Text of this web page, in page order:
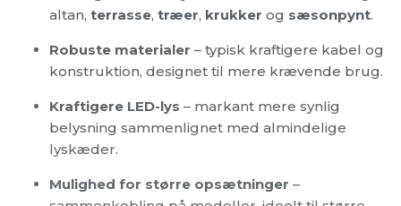
altan, terrasse, træer, krukker og sæsonpynt.
Robuste materialer – typisk kraftigere kabel og
konstruktion, designet til mere krævende brug.
Kraftigere LED-lys – markant mere synlig
belysning sammenlignet med almindelige
lyskæder.
Mulighed for større opsætninger –